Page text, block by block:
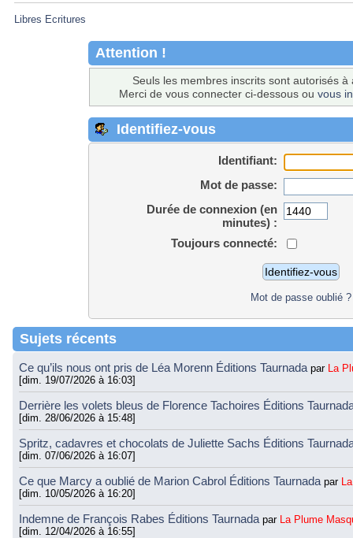
Libres Ecritures
Attention !
Seuls les membres inscrits sont autorisés
Merci de vous connecter ci-dessous ou vous
Identifiez-vous
Identifiant:
Mot de passe:
Durée de connexion (en
minutes) :
Toujours connecté:
Mot de passe oublié ?
Sujets récents
Ce qu’ils nous ont pris de Léa Morenn Éditions Taurnada par La
[dim. 19/07/2026 à 16:03]
Derrière les volets bleus de Florence Tachoires Éditions
[dim. 28/06/2026 à 15:48]
Spritz, cadavres et chocolats de Juliette Sachs Éditions
[dim. 07/06/2026 à 16:07]
Ce que Marcy a oublié de Marion Cabrol Éditions Taurnada par
[dim. 10/05/2026 à 16:20]
Indemne de François Rabes Éditions Taurnada par La Plume
[dim. 12/04/2026 à 16:55]